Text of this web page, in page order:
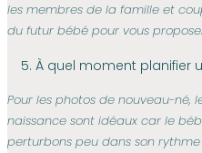
les membres de la famille et
du futur bébé pour vous
5. À quel moment planifier
Pour les photos de nouveau-né,
naissance sont idéaux car le
perturbons peu dans son